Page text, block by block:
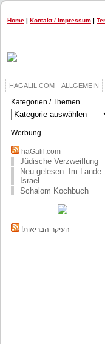
Home | Kontakt / Impressum |
HAGALIL.COM ALLGEMEIN
Kategorien / Themen
Kategorien
/
Themen
Werbung
haGalil.com
Jüdische Verzweiflung
Neu gelesen: Im Lande
Israel
Schalom Kochbuch
!העיקר הבריאות